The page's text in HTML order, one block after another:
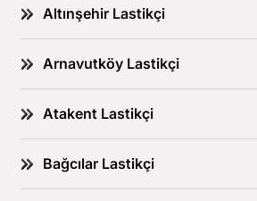
Altınşehir Lastikçi
Arnavutköy Lastikçi
Atakent Lastikçi
Bağcılar Lastikçi